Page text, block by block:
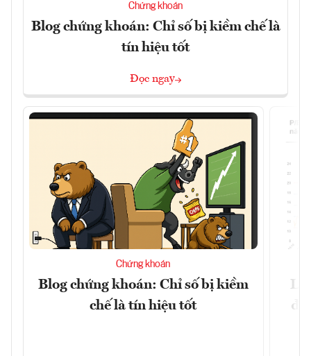
Chứng khoán
Blog chứng khoán: Chỉ số bị kiềm chế là
tín hiệu tốt
Đọc ngay
Chứng khoán
Blog chứng khoán: Chỉ số bị kiềm
chế là tín hiệu tốt